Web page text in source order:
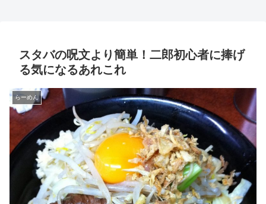
スタバの呪文より簡単！二郎初心者に捧げ
る気になるあれこれ
らーめん